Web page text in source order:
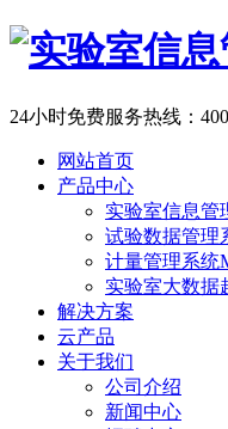
24小时免费服务热线：
网站首页
产品中心
实验室信息管
试验数据管理
计量管理系统
实验室大数据
解决方案
云产品
关于我们
公司介绍
新闻中心